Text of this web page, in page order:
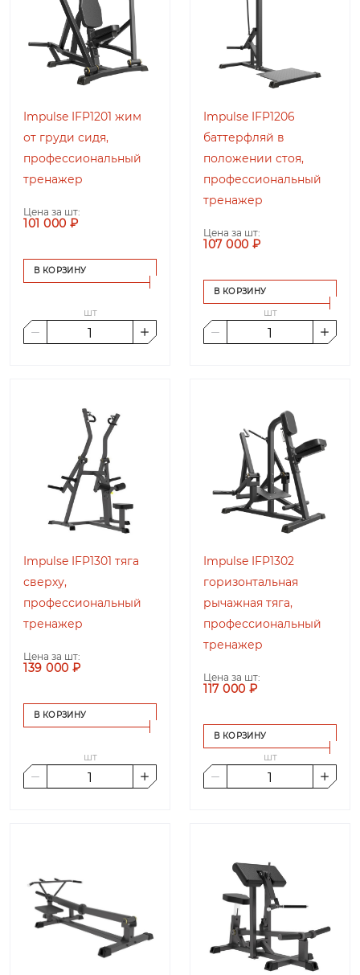
Impulse IFP1201 жим
от груди сидя,
профессиональный
тренажер
Цена за шт:
101 000 ₽
В КОРЗИНУ
шт
Impulse IFP1206
баттерфляй в
положении стоя,
профессиональный
тренажер
Цена за шт:
107 000 ₽
В КОРЗИНУ
шт
Impulse IFP1301 тяга
сверху,
профессиональный
тренажер
Цена за шт:
139 000 ₽
В КОРЗИНУ
шт
Impulse IFP1302
горизонтальная
рычажная тяга,
профессиональный
тренажер
Цена за шт:
117 000 ₽
В КОРЗИНУ
шт